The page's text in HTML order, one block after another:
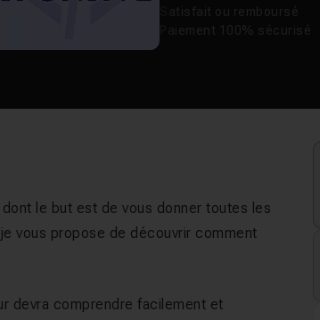
le but est de vous donner toutes les
vous propose de découvrir comment
devra comprendre facilement et